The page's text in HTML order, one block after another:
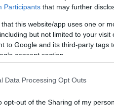
Participants that may further
that this website/app uses one or
but not limited to your
to Google and its third-party tags
consent section.
Data Processing Opt Outs
opt-out of the Sharing of my
2022 και είπε ότι
τα πρωτόκολλα
να ακολουθήσει
τους στη συνέχεια και